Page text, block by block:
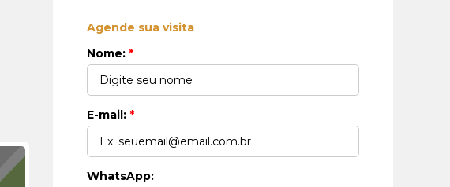
Agende sua visita
Nome: *
E-mail: *
WhatsApp: